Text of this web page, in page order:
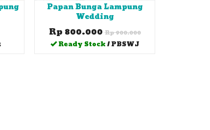
Papan Bunga Lampung
Wedding
Rp 800.000 Rp 900.000
Ready Stock/ PBSWJ